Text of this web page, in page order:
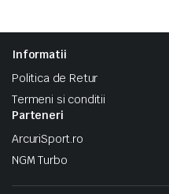
Informatii
Politica de Retur
Termeni si conditii
Parteneri
ArcuriSport.ro
NGM Turbo